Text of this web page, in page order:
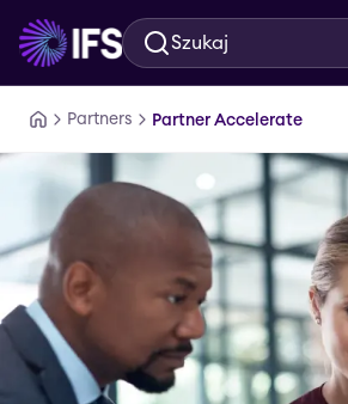
Przejdź do głównej treści
Szukaj
Partners Partner Accelerate